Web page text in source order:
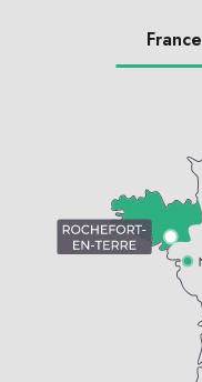
France